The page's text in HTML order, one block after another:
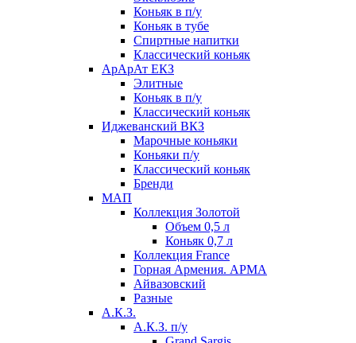
Коньяк в п/у
Коньяк в тубе
Спиртные напитки
Классический коньяк
АрАрАт ЕКЗ
Элитные
Коньяк в п/у
Классический коньяк
Иджеванский ВКЗ
Марочные коньяки
Коньяки п/у
Классический коньяк
Бренди
МАП
Коллекция Золотой
Объем 0,5 л
Коньяк 0,7 л
Коллекция France
Горная Армения. АРМА
Айвазовский
Разные
А.К.З.
А.К.З. п/у